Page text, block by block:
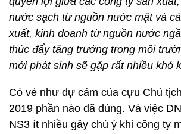
nước sạch từ nguồn nước mặt và
xuất, kinh doanh từ nguồn nước
thúc đẩy tăng trưởng trong môi
mới phát sinh sẽ gặp rất nhiều khó
Có vẻ như dự cảm của cựu Chủ
2019 phần nào đã đúng. Và việc
NS3 ít nhiều gây chú ý khi công ty